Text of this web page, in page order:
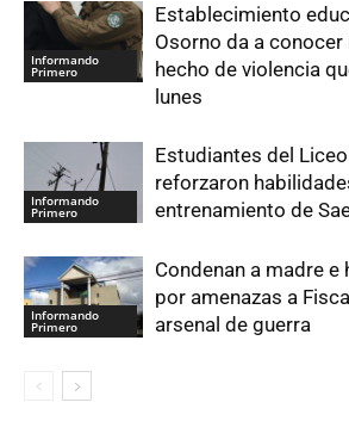
Informando
Primero
Establecimiento
Osorno da a
hecho de violencia
lunes
Informando
Primero
Estudiantes del
reforzaron
entrenamiento de
Informando
Primero
Condenan a madre e
por amenazas a
arsenal de guerra